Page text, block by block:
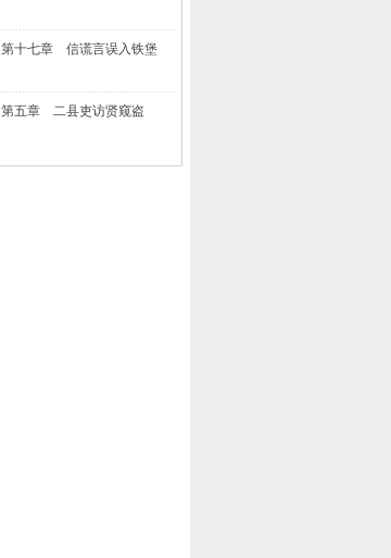
第十七章 信谎言误入铁堡
第五章 二县吏访贤窥盗